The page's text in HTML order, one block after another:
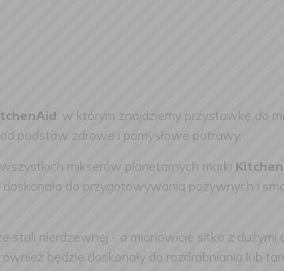
, w którym znajdziemy przystawkę do
podstaw zdrowe i pomysłowe potrawy.
mikserów planetarnych marki
do przygotowywania pożywnych i
nierdzewnej - a mianowicie sitko z dużymi
będzie doskonały do rozdrabniania lub